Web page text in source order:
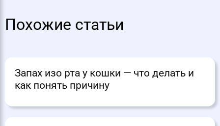
Похожие статьи
Запах изо рта у кошки — что делать и
как понять причину